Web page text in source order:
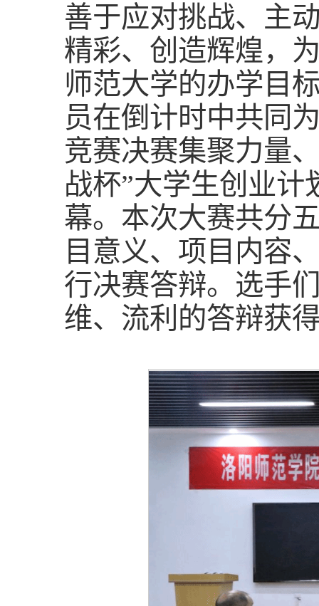
善于应对挑战、主
精彩、创造辉煌，
师范大学的办学目
员在倒计时中共同
竞赛决赛集聚力量
战杯”大学生创业计
幕。本次大赛共分
目意义、项目内容
行决赛答辩。选手
维、流利的答辩获